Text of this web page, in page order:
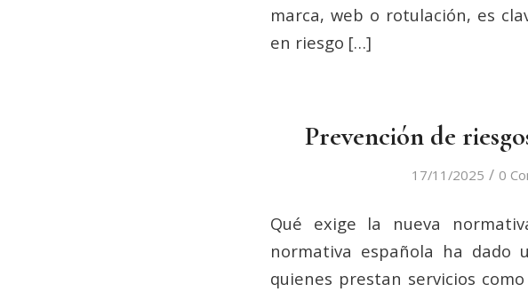
marca, web o rotulación, es
en riesgo […]
Prevención de
17/11/2025 / 0
Qué exige la nueva
normativa española ha dado
quienes prestan servicios